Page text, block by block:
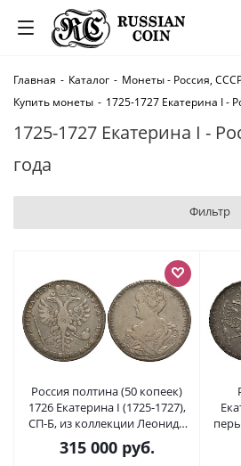
Главная - Каталог - Монеты - Россия,
Купить монеты - 1725-1727 Екатерина I -
1725-1727 Екатерина I -
года
Фильтр
Россия полтина (50 копеек)
1726 Екатерина I (1725-1727),
СП-Б, из коллекции Леонида
Содермана Биткин 194 R1
серебро 10-016-54
315 000руб.